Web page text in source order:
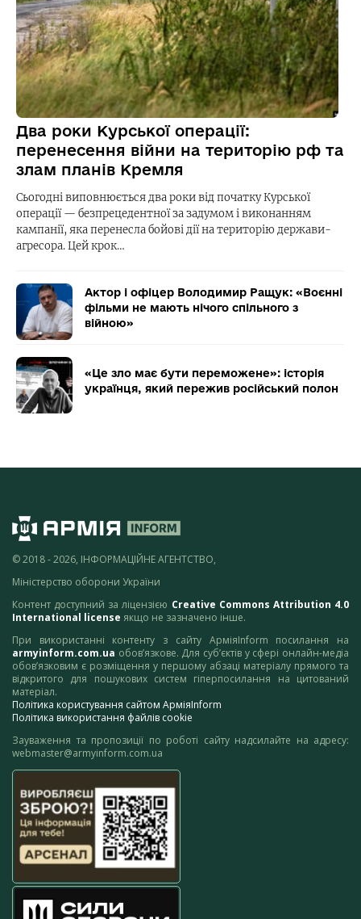
Два роки Курської операції:
перенесення війни на територію рф та
злам планів Кремля
Сьогодні виповнюється два роки від початку Курської
операції — безпрецедентної за задумом і виконанням
кампанії, яка перенесла бойові дії на територію держави-
агресора. Цей крок…
Актор і офіцер Володимир Ращук: «Воєнні
фільми не мають нічого спільного з
війною»
«Це зло має бути переможене»: історія
українця, який пережив російський полон
© 2018 - 2026, ІНФОРМАЦІЙНЕ АГЕНТСТВО,
Міністерство оборони України
Контент доступний за ліцензією Creative Commons Attribution 4.0
International license якщо не зазначено інше.
При використанні контенту з сайту АрміяInform посилання на
armyinform.com.ua обов’язкове. Для суб’єктів у сфері онлайн-медіа
обов’язковим є розміщення у першому абзаці матеріалу прямого та
відкритого для пошукових систем гіперпосилання на цитований
матеріал.
Політика користування сайтом АрміяInform
Політика використання файлів cookie
Зауваження та пропозиції по роботі сайту надсилайте на адресу:
webmaster@armyinform.com.ua